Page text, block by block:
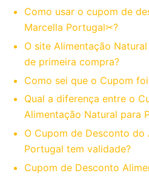
Como usar o cupom de
Marcella Portugal✂?
O site Alimentação
de primeira compra?
Como sei que o Cupom
Qual a diferença entre o
Alimentação Natural para
O Cupom de Desconto
Portugal tem validade?
Cupom de Desconto